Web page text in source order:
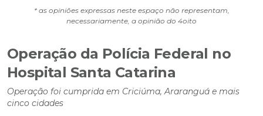
* as opiniões expressas neste espaço não representam,
necessariamente, a opinião do 4oito
Operação da Polícia Federal no
Hospital Santa Catarina
Operação foi cumprida em Criciúma, Araranguá e mais
cinco cidades